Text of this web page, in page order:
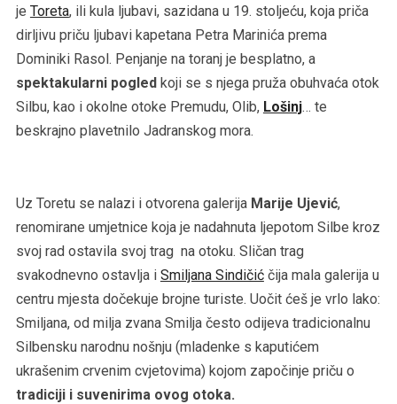
je Toreta, ili kula ljubavi, sazidana u 19. stoljeću, koja priča
dirljivu priču ljubavi kapetana Petra Marinića prema
Dominiki Rasol. Penjanje na toranj je besplatno, a
spektakularni pogledkoji se s njega pruža obuhvaća otok
Silbu, kao i okolne otoke Premudu, Olib, Lošinj… te
beskrajno plavetnilo Jadranskog mora.
Uz Toretu se nalazi i otvorena galerija Marije Ujević,
renomirane umjetnice koja je nadahnuta ljepotom Silbe kroz
svoj rad ostavila svoj trag na otoku. Sličan trag
svakodnevno ostavlja i Smiljana Sindičićčija mala galerija u
centru mjesta dočekuje brojne turiste. Uočit ćeš je vrlo lako:
Smiljana, od milja zvana Smilja često odijeva tradicionalnu
Silbensku narodnu nošnju (mladenke s kaputićem
ukrašenim crvenim cvjetovima) kojom započinje priču o
tradiciji i suvenirima ovog otoka.